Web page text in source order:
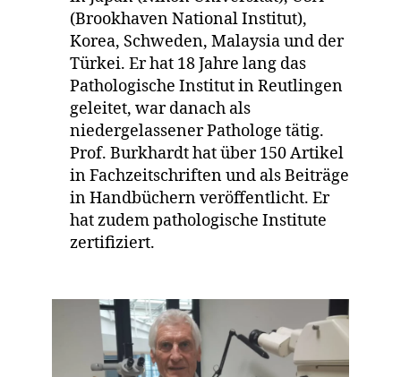
(Brookhaven National Institut),
Korea, Schweden, Malaysia und der
Türkei. Er hat 18 Jahre lang das
Pathologische Institut in Reutlingen
geleitet, war danach als
niedergelassener Pathologe tätig.
Prof. Burkhardt hat über 150 Artikel
in Fachzeitschriften und als Beiträge
in Handbüchern veröffentlicht. Er
hat zudem pathologische Institute
zertifiziert.